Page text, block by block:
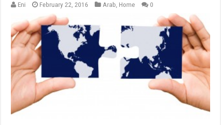
Eni February 22, 2016 Arab Home 0